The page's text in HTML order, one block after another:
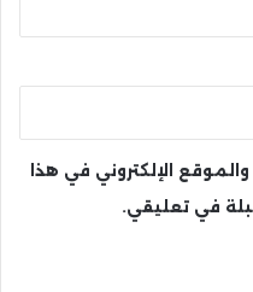
الإلكتروني في هذا
في تعليقي.